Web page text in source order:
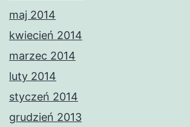
maj 2014
kwiecień 2014
marzec 2014
luty 2014
styczeń 2014
grudzień 2013